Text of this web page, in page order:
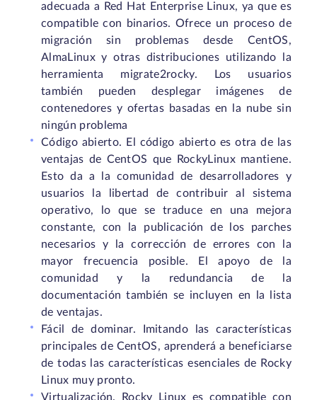
adecuada a Red Hat Enterprise Linux, ya que es
compatible con binarios. Ofrece un proceso de
migración sin problemas desde CentOS,
AlmaLinux y otras distribuciones utilizando la
herramienta migrate2rocky. Los usuarios
también pueden desplegar imágenes de
contenedores y ofertas basadas en la nube sin
ningún problema
Código abierto. El código abierto es otra de las
ventajas de CentOS que RockyLinux mantiene.
Esto da a la comunidad de desarrolladores y
usuarios la libertad de contribuir al sistema
operativo, lo que se traduce en una mejora
constante, con la publicación de los parches
necesarios y la corrección de errores con la
mayor frecuencia posible. El apoyo de la
comunidad y la redundancia de la
documentación también se incluyen en la lista
de ventajas.
Fácil de dominar. Imitando las características
principales de CentOS, aprenderá a beneficiarse
de todas las características esenciales de Rocky
Linux muy pronto.
Virtualización. Rocky Linux es compatible con